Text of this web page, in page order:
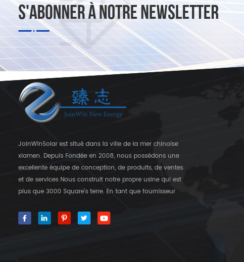
S'ABONNER À NOTRE NEWSLETTER
JoinWinSolar est situé dans la ville de la mer chinoise
xiamen. Depuis Fondée en 2008, nous possédons une
excellente équipe de conception, de produits, de ventes
et de services Nous construit notre propre usine qui est
plus que 3000 Square's terre. En tant que fournisseur
créé une valeur ajoutée pour les clients autour du monde
World. ◆ notre produit JoinwinSolar Les produits